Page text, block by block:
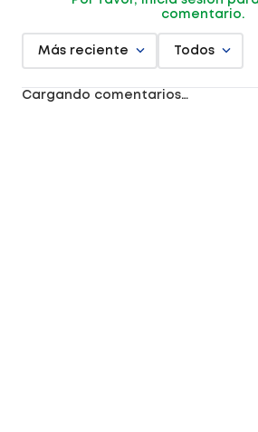
comentario.
Más reciente Todos
Cargando comentarios…